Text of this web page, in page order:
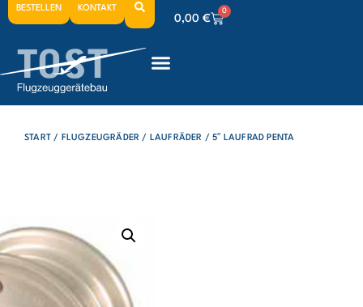
BESTELLEN KONTAKT
0,00 €
0
0,00€ 0
0,00€ 0
START / FLUGZEUGRÄDER / LAUFRÄDER / 5″ LAUFRAD PENTA